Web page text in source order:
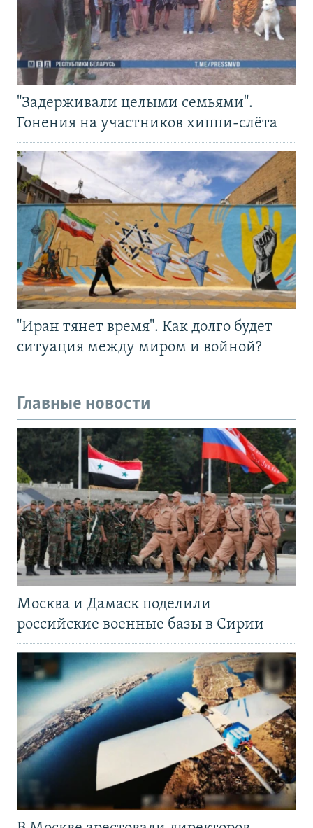
"Задерживали целыми семьями".
Гонения на участников хиппи-слёта
"Иран тянет время". Как долго будет
ситуация между миром и войной?
Главные новости
Москва и Дамаск поделили
российские военные базы в Сирии